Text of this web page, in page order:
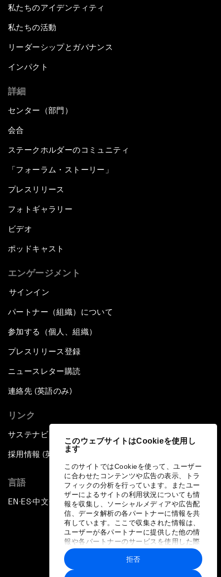
このウェブサイトはCookieを使用し
ます
このサイトではCookieを使って、ユーザー
に合わせたコンテンツや広告の表示、トラ
フィックの分析を行っています。またユー
ザーによるサイトの利用状況についても情
報を収集し、ソーシャルメディアや広告配
信、データ解析の各パートナーに情報を共
有しています。ここで収集された情報は、
ユーザーが各パートナーに提供した他の情
報や各パートナーのサービスを使用した際
に収集された情報と組み合わされ、各パー
トナーによって使用されることがありま
す。
拒否
Strategic Outlook on the Digital Economy
Strategic Outlook on Consumption
The Modern History of Globalization
The Collapse of Cryptocurrency
Radically Reinventing Social Systems
Shaping Globalization 4.0
Automated Markets
Managing a Global Garbage Crisis
Plastic Pollution: An End in Sight?
Close Encounters with Jane Goodall and Skye
Trillion-Dollar Vision
Strategic Outlook on South Asia
Future Frontiers of Technology Control
Media Freedom in Crisis
Achieving a Single Market in Africa
A Conversation with Sir David Attenborough
and HRH The Duke of Cambridge
私たちのアイデンティティ
私たちの活動
リーダーシップとガバナンス
インパクト
詳細
センター（部門）
会合
ステークホルダーのコミュニティ
「フォーラム・ストーリー」
プレスリリース
フォトギャラリー
ビデオ
ポッドキャスト
エンゲージメント
サインイン
パートナー（組織）について
参加する（個人、組織）
プレスリリース登録
ニュースレター購読
連絡先 (英語のみ)
リンク
サステナビリティへの取り組み
採用情報 (英語のみ)
言語
EN ▪ES▪中文▪ 日本語
プライバシーポリシーと利用規約